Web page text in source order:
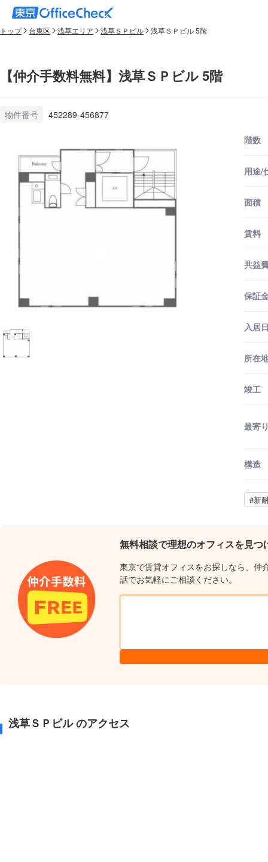
トップ 台東区 浅草エリア 浅草ＳＰビル 浅草ＳＰビル 5階
【仲介手数料無料】浅草ＳＰビル 5階
物件番号 452289-456877
階数
用途/
面積
賃料
共益
保証
入居
所在
竣工
最寄
構造
#新
無料相談で理想のオフィスを見つ
東京で賃貸オフィスをお探しなら、仲
話でお気軽にご相談ください。
浅草ＳＰビル のアクセス